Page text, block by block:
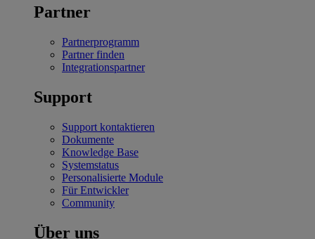
Partner
Partnerprogramm
Partner finden
Integrationspartner
Support
Support kontaktieren
Dokumente
Knowledge Base
Systemstatus
Personalisierte Module
Für Entwickler
Community
Über uns